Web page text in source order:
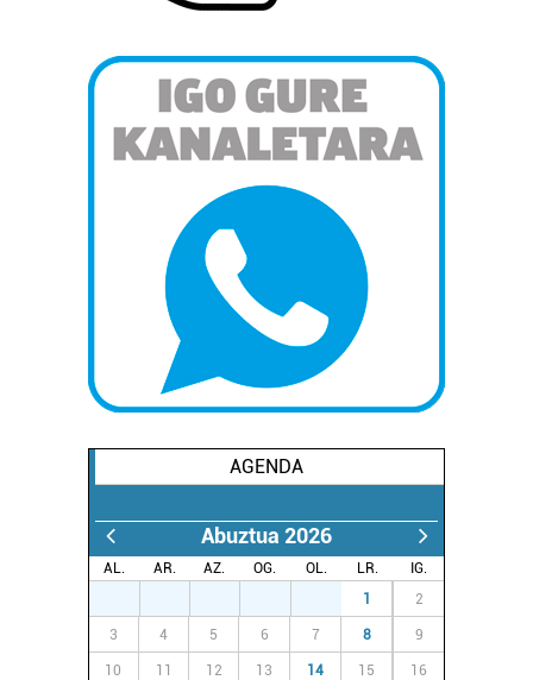
AGENDA
Abuztua 2026
AL. AR. AZ. OG. OL. LR.
IG.
1 2
3 4 5 6 7 8 9
10 11 12 13 14 15 16